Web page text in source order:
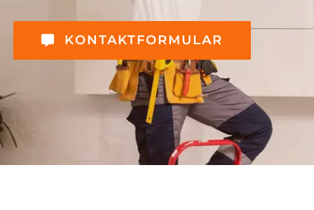
KONTAKTFORMULAR